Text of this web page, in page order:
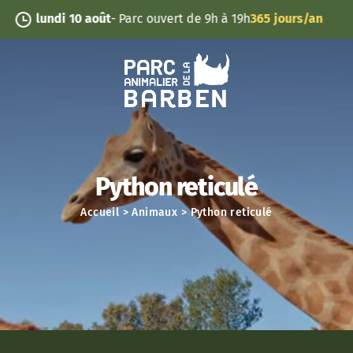
Panneau de gestion des cookies
août - Parc ouvert de 9h à 19h365 jours/an
Python reticulé
Accueil>Animaux >Python reticulé